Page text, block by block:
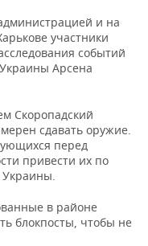
и на
участники
событий
Арсена
Скоропадский
сдавать оружие.
перед
привести их по
Украины.
в районе
блокпосты, чтобы не